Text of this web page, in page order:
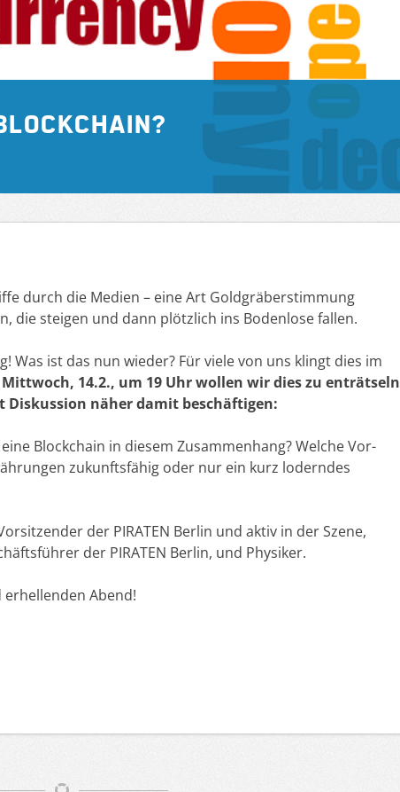
durch die Medien – eine Art Goldgräberstimmung
die steigen und dann plötzlich ins Bodenlose fallen.
Was ist das nun wieder? Für viele von uns klingt dies im
14.2., um 19 Uhr wollen wir dies zu enträtseln
näher damit beschäftigen:
Blockchain in diesem Zusammenhang? Welche Vor-
zukunftsfähig oder nur ein kurz loderndes
der PIRATEN Berlin und aktiv in der Szene,
der PIRATEN Berlin, und Physiker.
Abend!